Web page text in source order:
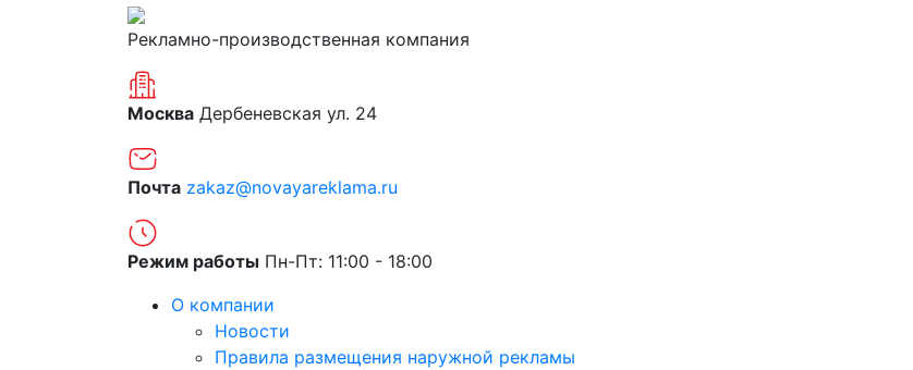
Рекламно-производственная компания
Москва Дербеневская ул. 24
Почта zakaz@novayareklama.ru
Режим работы Пн-Пт: 11:00 - 18:00
О компании
Новости
Правила размещения наружной рекламы